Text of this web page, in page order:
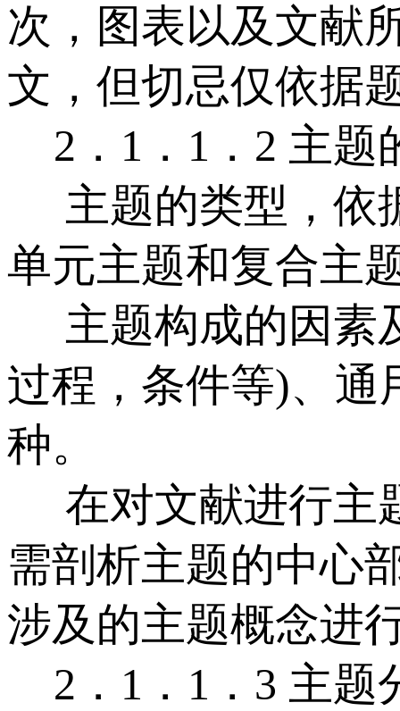
次，图表以及文献
文，但切忌仅依据
2．1．1．2 主题
主题的类型，依
单元主题和复合主
主题构成的因素
过程，条件等)、通
种。
在对文献进行主
需剖析主题的中心
涉及的主题概念进
2．1．1．3 主题